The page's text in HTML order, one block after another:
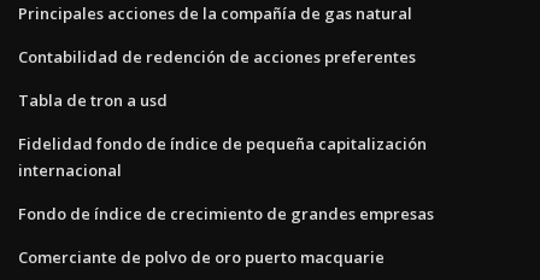
Principales acciones de la compañía de gas natural
Contabilidad de redención de acciones preferentes
Tabla de tron ​​a usd
Fidelidad fondo de índice de pequeña capitalización
internacional
Fondo de índice de crecimiento de grandes empresas
Comerciante de polvo de oro puerto macquarie